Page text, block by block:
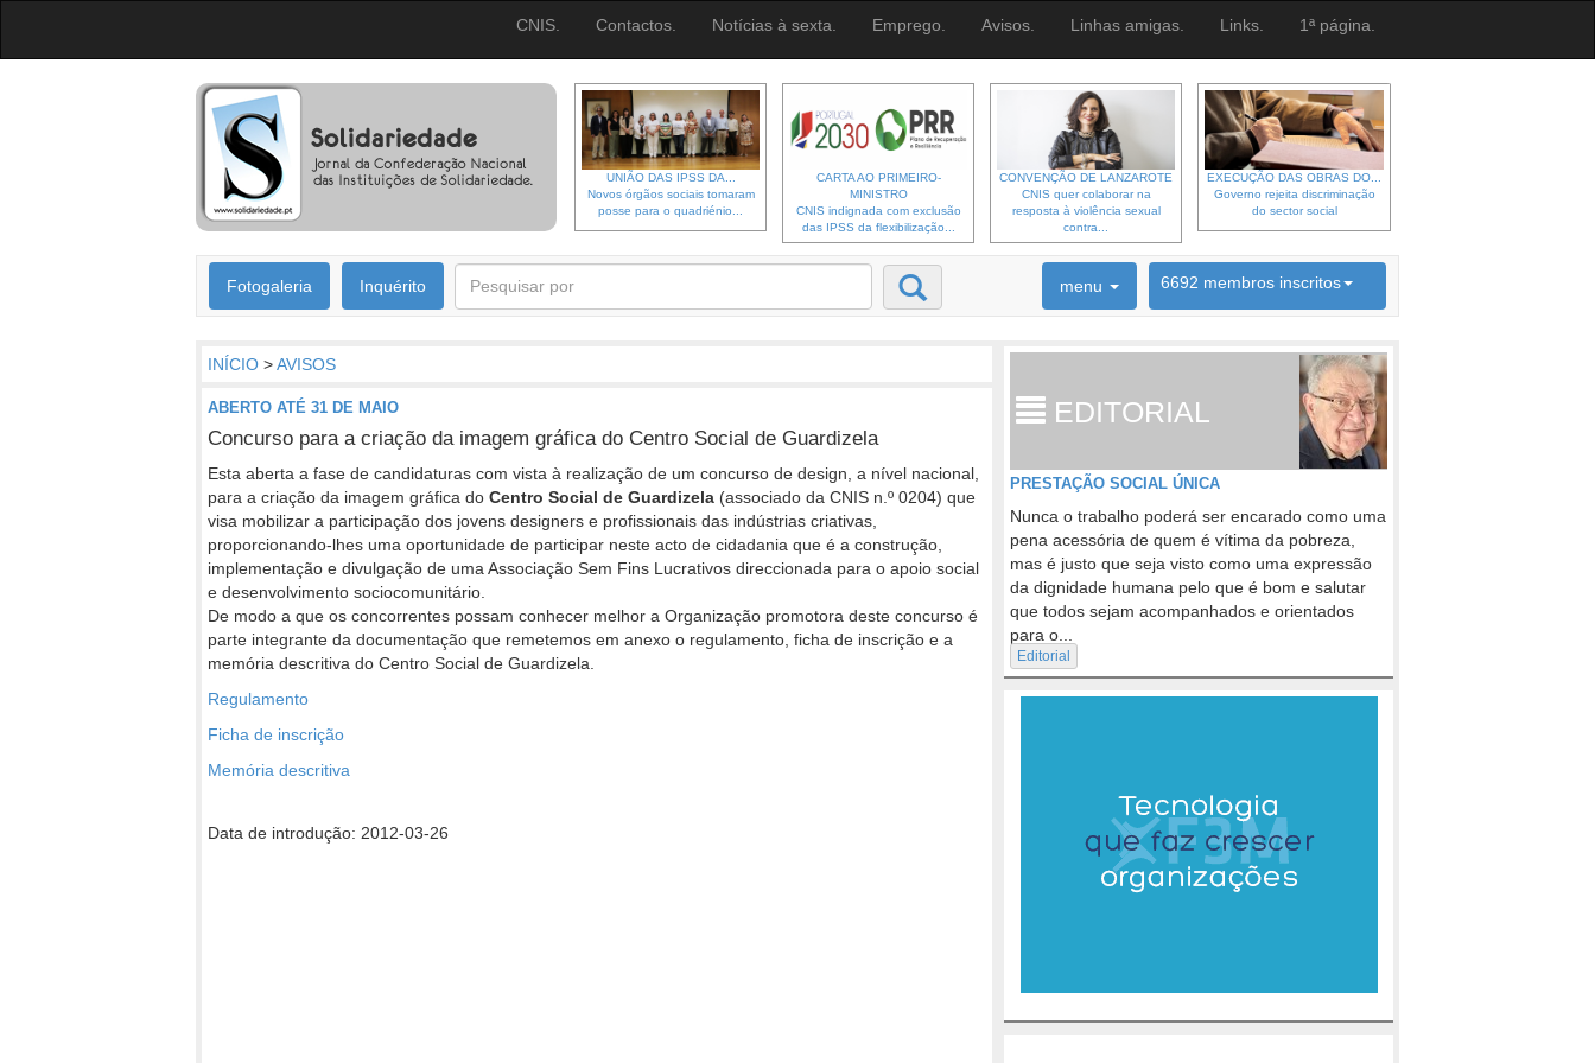
CNIS. Contactos. Notícias à sexta. Emprego. Avisos. Linhas amigas. Links. 1ª página.
UNIÃO DAS IPSS DA...
Novos órgãos sociais tomaram
posse para o quadriénio...
CARTA AO PRIMEIRO-
MINISTRO
CNIS indignada com exclusão
das IPSS da flexibilização...
CONVENÇÃO DE LANZAROTE
CNIS quer colaborar na
resposta à violência sexual
contra...
EXECUÇÃO DAS OBRAS DO...
Governo rejeita discriminação
do sector social
Fotogaleria Inquérito menu 6692 membros inscritos
INÍCIO >AVISOS
ABERTO ATÉ 31 DE MAIO
Concurso para a criação da imagem gráfica do Centro Social de Guardizela
Esta aberta a fase de candidaturas com vista à realização de um concurso de design, a nível nacional,
para a criação da imagem gráfica do Centro Social de Guardizela (associado da CNIS n.º 0204) que
visa mobilizar a participação dos jovens designers e profissionais das indústrias criativas,
proporcionando-lhes uma oportunidade de participar neste acto de cidadania que é a construção,
implementação e divulgação de uma Associação Sem Fins Lucrativos direccionada para o apoio social
e desenvolvimento sociocomunitário.
De modo a que os concorrentes possam conhecer melhor a Organização promotora deste concurso é
parte integrante da documentação que remetemos em anexo o regulamento, ficha de inscrição e a
memória descritiva do Centro Social de Guardizela.
Regulamento
Ficha de inscrição
Memória descritiva
Data de introdução: 2012-03-26
EDITORIAL
PRESTAÇÃO SOCIAL ÚNICA
Nunca o trabalho poderá ser encarado como uma
pena acessória de quem é vítima da pobreza,
mas é justo que seja visto como uma expressão
da dignidade humana pelo que é bom e salutar
que todos sejam acompanhados e orientados
para o...
Editorial